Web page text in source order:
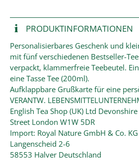
PRODUKT­INFORMATIONEN
Personalisierbares Geschenk und
mit fünf verschiedenen Bestseller-
verpackt, klammerfreie Teebeutel.
eine Tasse Tee (200ml).
Aufklappbare Grußkarte für eine
VERANTW.
English Tea Shop (UK) Ltd
Street London W1W 5DR
Import: Royal Nature GmbH & Co. KG
Langenscheid 2-6
58553 Halver Deutschland